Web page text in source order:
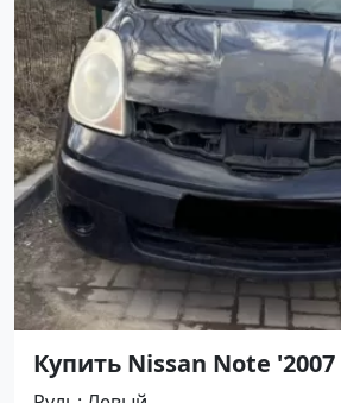
Купить Nissan Note
(1400/88 л.с.) Бензин